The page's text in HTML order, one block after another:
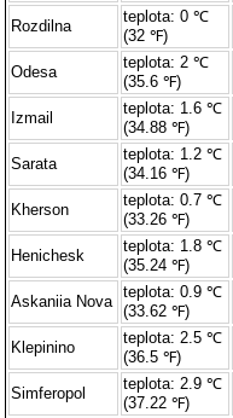
Rozdilna
teplota: 0 ℃
(32 ℉)
Odesa
teplota: 2 ℃
(35.6 ℉)
Izmail
teplota: 1.6 ℃
(34.88 ℉)
Sarata
teplota: 1.2 ℃
(34.16 ℉)
Kherson
teplota: 0.7 ℃
(33.26 ℉)
Henichesk
teplota: 1.8 ℃
(35.24 ℉)
Askaniia Nova
teplota: 0.9 ℃
(33.62 ℉)
Klepinino
teplota: 2.5 ℃
(36.5 ℉)
Simferopol
teplota: 2.9 ℃
(37.22 ℉)